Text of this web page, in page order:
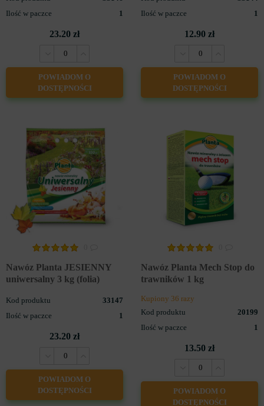
Ilość w paczce
1
23.20 zł
POWIADOM O
DOSTĘPNOŚCI
Ilość w paczce
1
12.90 zł
POWIADOM O
DOSTĘPNOŚCI
Nawóz Planta JESIENNY
uniwersalny 3 kg (folia)
Kod produktu
33147
Ilość w paczce
1
23.20 zł
POWIADOM O
DOSTĘPNOŚCI
Nawóz Planta Mech Stop do
trawników 1 kg
Kupiony 36 razy
Kod produktu
20199
Ilość w paczce
1
13.50 zł
POWIADOM O
DOSTĘPNOŚCI